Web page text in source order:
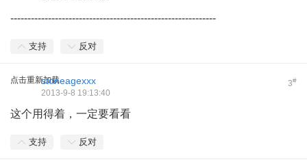
------------------------------------------------------------
支持 反对
点击重新加载 3#
stoneagexxx
2013-9-8 19:13:40
这个用得着，一定要看看
支持 反对